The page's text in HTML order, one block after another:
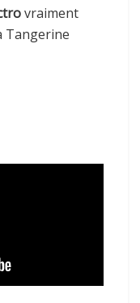
vraiment
Tangerine